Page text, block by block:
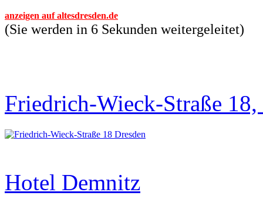
anzeigen auf altesdresden.de
(Sie werden in 6 Sekunden weitergeleitet)
Friedrich-Wieck-Straße 18,
Hotel Demnitz